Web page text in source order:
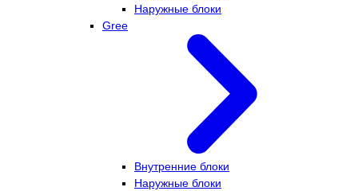
Наружные блоки
Gree
Внутренние блоки
Наружные блоки